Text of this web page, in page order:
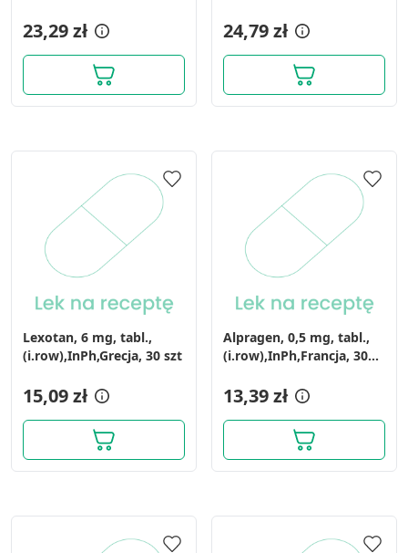
23,29 zł 24,79 zł
Lexotan, 6 mg, tabl.,
(i.row),InPh,Grecja, 30 szt
15,09 zł
Alpragen, 0,5 mg, tabl.,
(i.row),InPh,Francja, 30
13,39 zł
Wykorzystanie profili do wyboru
spersonalizowanych reklam
Tworzenie profili w celu personalizacji treści
Pomiar efektywności reklam
Pomiar efektywności treści
Rozumienie odbiorców dzięki statystyce lub
kombinacji danych z różnych źródeł
Rozwój i ulepszanie usług
Wykorzystywanie ograniczonych danych do
wyboru treści
Użycie dokładnych danych
geolokalizacyjnych
Identyfikowanie urządzeń na podstawie
aktywnie żądanych informacji